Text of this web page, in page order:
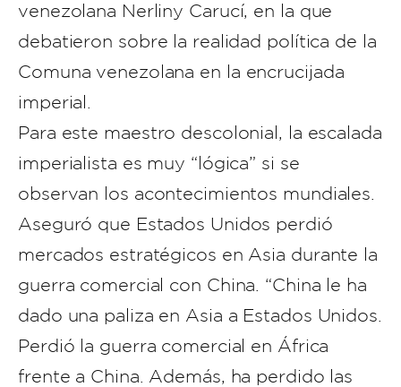
venezolana Nerliny Carucí, en la que
debatieron sobre la realidad política de la
Comuna venezolana en la encrucijada
imperial.
Para este maestro descolonial, la escalada
imperialista es muy “lógica” si se
observan los acontecimientos mundiales.
Aseguró que Estados Unidos perdió
mercados estratégicos en Asia durante la
guerra comercial con China. “China le ha
dado una paliza en Asia a Estados Unidos.
Perdió la guerra comercial en África
frente a China. Además, ha perdido las